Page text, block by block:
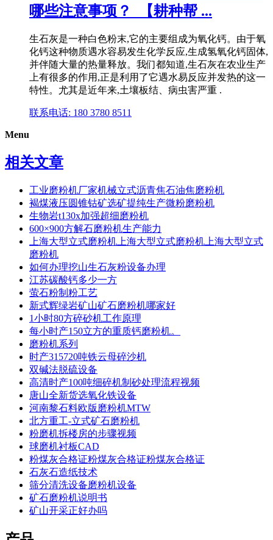
哪些注意事项？_【耕种帮 ...
生石灰是一种白色粉末,它的主要组成为氧化钙。由于氧
化钙这种物质遇水容易发生化学反应,生成氢氧化钙固体,
并伴随大量的热量释放。我们都知道,生石灰在农业生产
上有很多的作用,正是利用了它遇水易反应并发热的这一
特性。尤其是近年来,土壤板结、病虫害严重 .
联系电话: 180 3780 8511
Menu
相关文章
工业磨粉机厂家机械立式沥青焦石油焦磨粉机
褐煤液压圆锥钴矿选矿提纯生产微粉磨粉机
生物岩t130x加强超细磨粉机
600×900方解石磨粉机生产能力
上海大型立式磨粉机上海大型立式磨粉机上海大型立式
磨粉机
如何办理挖山生石灰粉设备办理
江苏碳酸钙多少一方
萤石粉制粉工艺
新式辉绿岩矿山矿石磨粉机哪家好
1小时80方碎砂机工作原理
每小时产150立方的重质钙磨粉机。
磨粉机系列
时产315720吨铁云母碎沙机
双碱法脱硫设备
高清时产100吨细碎机制砂处理流程视频
唐山全新货选氧化铁设备
河南黎石料欧版磨粉机MTW
北方重工-立式矿石磨粉机
粉磨机拆楼房的步骤视频
球磨机衬板CAD
粉煤灰合格证粉煤灰合格证粉煤灰合格证
石灰石造纸技术
筛分清洗设备磨粉机设备
矿石磨粉机说明书
矿山开采正好办吗